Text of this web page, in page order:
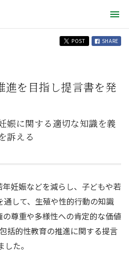
POST SHARE
進を目指し提言書を発
娠に関する適切な知識を義
訴える
妊娠などを減らし、子どもや若
通して、生殖や性的行動の知識
尊重や多様性への肯定的な価値
括的性教育の推進に関する提言
た。